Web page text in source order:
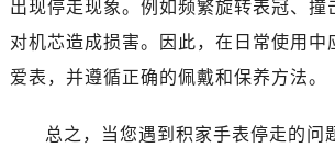
出现停走现象。例如频繁旋转表冠、撞
对机芯造成损害。因此，在日常使用中
爱表，并遵循正确的佩戴和保养方法。
总之，当您遇到积家手表停走的问